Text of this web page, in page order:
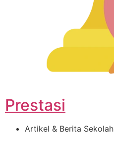
Prestasi
Artikel & Berita Sekolah